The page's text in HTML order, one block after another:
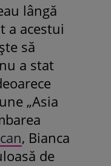
lângă
a acestui
să
a stat
„Asia
, Bianca
de
VEDETE
Albu și a lui Mihai
banchet. Mikaela a
creată de
a împrumutat